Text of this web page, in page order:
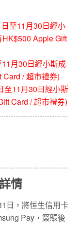
至11月30日經小
Apple Gift
月30日經小斯成
/ 超市禮券)
至11月30日經小斯
Card / 超市禮券)
情
日，將恒生信用卡
Pay，簽賬後